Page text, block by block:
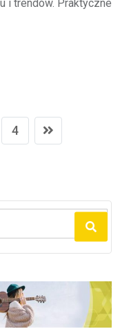
i trendów. Praktyczne
4